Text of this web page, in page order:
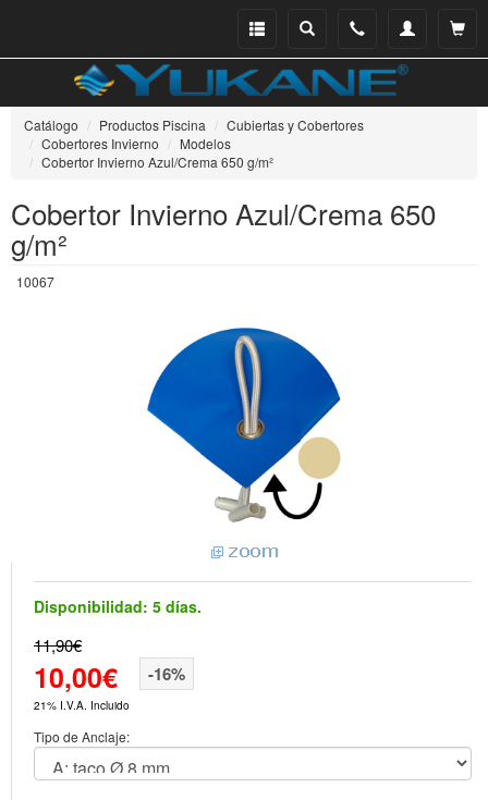
Ver
Mi
Teléfono
Buscar
Menu
Catálogo Productos Piscina
Cubiertas y Cobertores
Cobertores Invierno
Modelos
Cobertor Invierno Azul/Crema 650 g/m²
Cobertor Invierno Azul/Crema 650
g/m²
10067
Disponibilidad: 5 días.
11,90€
10,00€ -16%
21% I.V.A. Incluido
Tipo de Anclaje: